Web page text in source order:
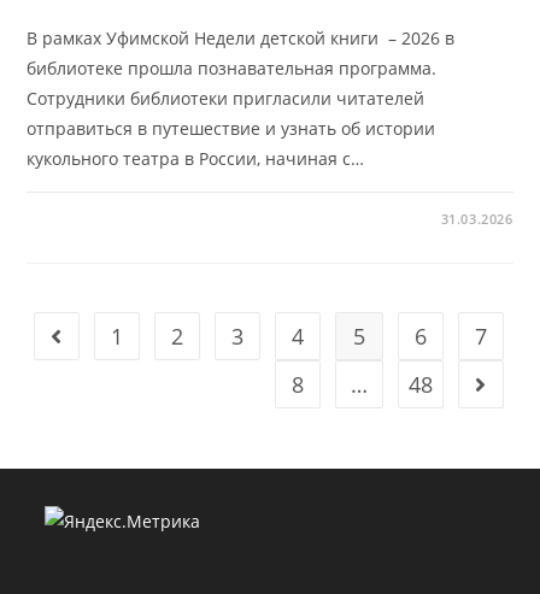
В рамках Уфимской Недели детской книги – 2026 в
библиотеке прошла познавательная программа.
Сотрудники библиотеки пригласили читателей
отправиться в путешествие и узнать об истории
кукольного театра в России, начиная с…
31.03.2026
Go to the previous page
1 2 3 4 5 6
7
8
… 48 Go to